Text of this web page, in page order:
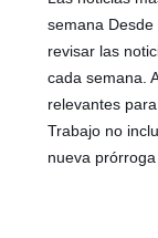
semana
revisar las
cada semana.
relevantes
Trabajo no
nueva